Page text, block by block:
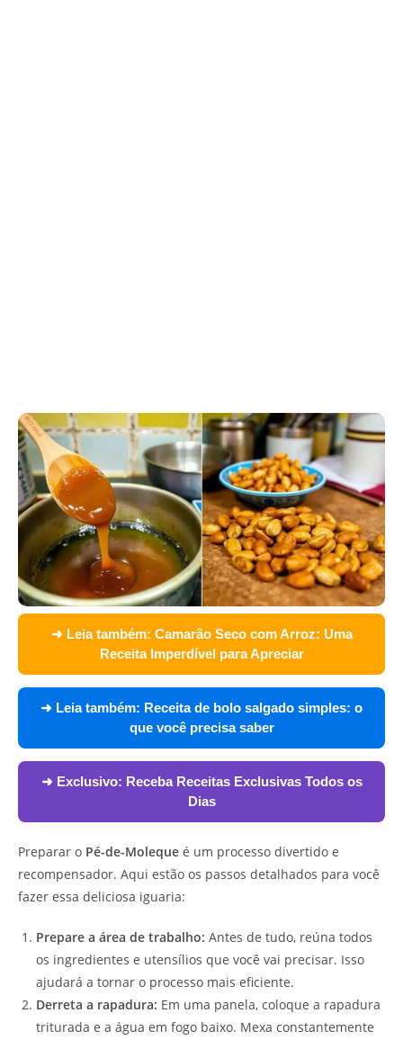
➜ Leia também: Camarão Seco com Arroz: Uma
Receita Imperdível para Apreciar
➜ Leia também: Receita de bolo salgado simples: o
que você precisa saber
➜ Exclusivo: Receba Receitas Exclusivas Todos os
Dias
Preparar o Pé-de-Moleque é um processo divertido e
recompensador. Aqui estão os passos detalhados para você
fazer essa deliciosa iguaria:
Prepare a área de trabalho: Antes de tudo, reúna todos
os ingredientes e utensílios que você vai precisar. Isso
ajudará a tornar o processo mais eficiente.
Derreta a rapadura: Em uma panela, coloque a rapadura
triturada e a água em fogo baixo. Mexa constantemente